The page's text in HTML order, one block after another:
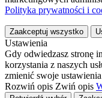
Polityka prywatności i
Zaakceptuj wszystko
Ustawienia
Gdy odwiedzasz stronę
korzystania z naszych
zmienić swoje
Rozwiń opis Zwiń opis